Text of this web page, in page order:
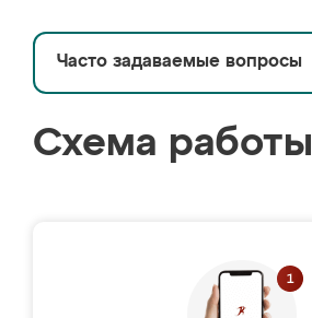
Часто задаваемые вопросы
Схема работы